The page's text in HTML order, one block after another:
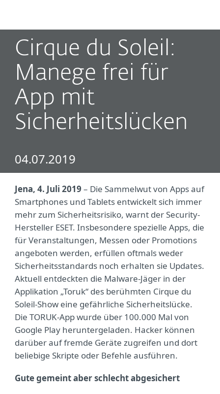
Cirque du Soleil:
Manege frei für
App mit
Sicherheitslücken
04.07.2019
Jena, 4. Juli 2019 – Die Sammelwut von Apps auf
Smartphones und Tablets entwickelt sich immer
mehr zum Sicherheitsrisiko, warnt der Security-
Hersteller ESET. Insbesondere spezielle Apps, die
für Veranstaltungen, Messen oder Promotions
angeboten werden, erfüllen oftmals weder
Sicherheitsstandards noch erhalten sie Updates.
Aktuell entdeckten die Malware-Jäger in der
Applikation „Toruk“ des berühmten Cirque du
Soleil-Show eine gefährliche Sicherheitslücke.
Die TORUK-App wurde über 100.000 Mal von
Google Play heruntergeladen. Hacker können
darüber auf fremde Geräte zugreifen und dort
beliebige Skripte oder Befehle ausführen.
Gute gemeint aber schlecht abgesichert